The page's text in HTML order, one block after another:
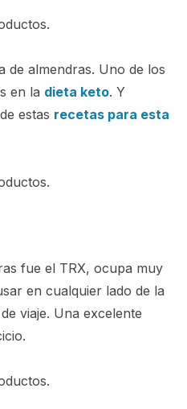
de almendras. Uno de los
en la dieta keto. Y
estas recetas para esta
fue el TRX, ocupa muy
en cualquier lado de la
viaje. Una excelente